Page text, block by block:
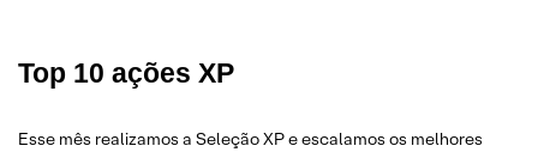
Top 10 ações XP
Esse mês realizamos a Seleção XP e escalamos os melhores